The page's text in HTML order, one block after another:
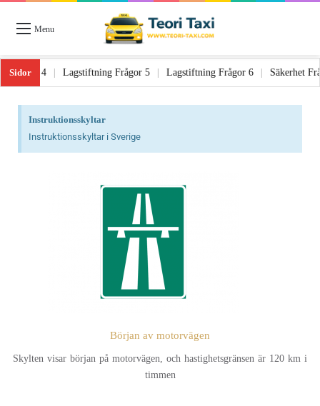
Menu
Sidor
3 | Lagstiftning Frågor 4 | Lagstiftning Frågor 5 | Lagstiftning
Instruktionsskyltar
Instruktionsskyltar i Sverige
Början av motorvägen
Skylten visar början på motorvägen, och hastighetsgränsen är 120 km i
timmen